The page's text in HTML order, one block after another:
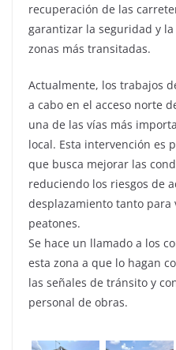
recuperación de las
garantizar la seguridad y
zonas más transitadas.
Actualmente, los trabajos
a cabo en el acceso norte
una de las vías más
local. Esta intervención es
que busca mejorar las
reduciendo los riesgos de
desplazamiento tanto para
peatones.
Se hace un llamado a los
esta zona a que lo hagan
las señales de tránsito y
personal de obras.